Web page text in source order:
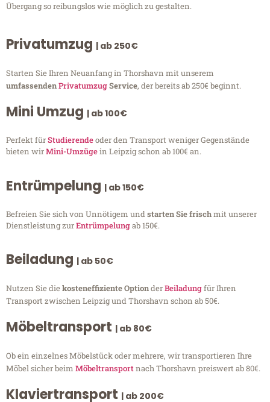
Übergang so reibungslos wie möglich zu gestalten.
Privatumzug | ab 250€
Starten Sie Ihren Neuanfang in Thorshavn mit unserem
umfassendenPrivatumzugService, der bereits ab 250€ beginnt.
Mini Umzug | ab 100€
Perfekt fürStudierendeoder den Transport weniger Gegenstände
bieten wirMini-Umzügein Leipzig schon ab 100€ an.
Entrümpelung | ab 150€
Befreien Sie sich von Unnötigem undstarten Sie frischmit unserer
Dienstleistung zurEntrümpelungab 150€.
Beiladung | ab 50€
Nutzen Sie diekosteneffiziente OptionderBeiladungfür Ihren
Transport zwischen Leipzig und Thorshavn schon ab 50€.
Möbeltransport | ab 80€
Ob ein einzelnes Möbelstück oder mehrere, wir transportieren Ihre
Möbel sicher beim Möbeltransportnach Thorshavn preiswert ab 80€.
Klaviertransport | ab 200€